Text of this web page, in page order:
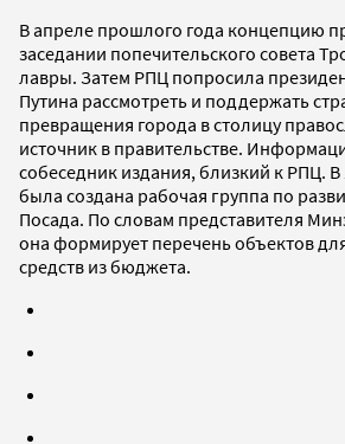
В апреле прошлого года концепцию
заседании попечительского совета
лавры. Затем РПЦ попросила
Путина рассмотреть и поддержать
превращения города в столицу
источник в правительстве.
собеседник издания, близкий к РПЦ. В
была создана рабочая группа по
Посада. По словам представителя
она формирует перечень объектов
средств из бюджета.